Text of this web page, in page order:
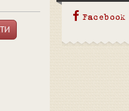
Facebook